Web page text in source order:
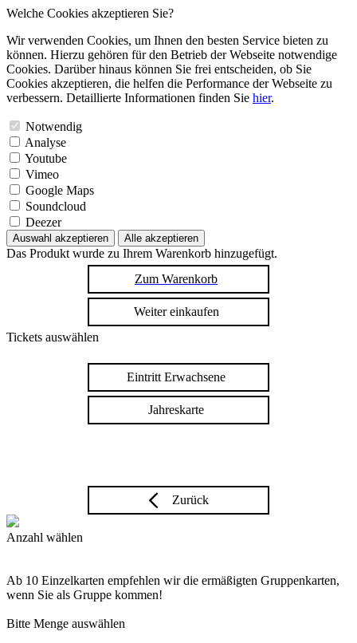
Welche Cookies akzeptieren Sie?
Wir verwenden Cookies, um Ihnen den besten Service bieten zu
können. Hierzu gehören für den Betrieb der Webseite notwendige
Cookies. Darüber hinaus können Sie frei entscheiden, ob Sie
Cookies akzeptieren, die helfen die Performance der Webseite zu
verbessern. Detaillierte Informationen finden Sie hier.
Notwendig
Analyse
Youtube
Vimeo
Google Maps
Soundcloud
Deezer
Auswahl akzeptieren Alle akzeptieren
Das Produkt wurde zu Ihrem Warenkorb hinzugefügt.
Zum Warenkorb
Weiter einkaufen
Tickets auswählen
Eintritt Erwachsene
Jahreskarte
Zurück
Anzahl wählen
Ab 10 Einzelkarten empfehlen wir die ermäßigten Gruppenkarten,
wenn Sie als Gruppe kommen!
Bitte Menge auswählen